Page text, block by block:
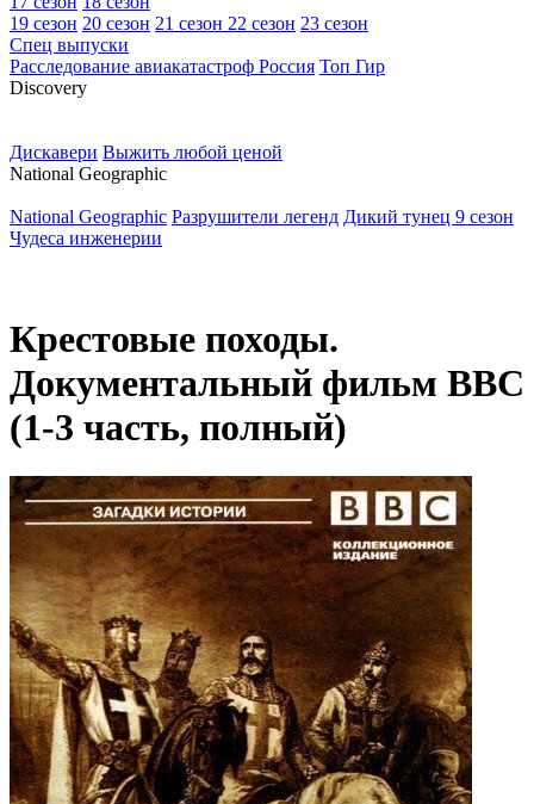
19 сезон 20 сезон 21 сезон 22 сезон 23 сезон
Спец выпуски
Расследование авиакатастроф Россия Топ Гир
Discovery
Дискавери Выжить любой ценой
National Geographic
National Geographic Разрушители легенд Дикий тунец 9 сезон
Чудеса инженерии
Крестовые походы.
Документальный фильм ВВС
(1-3 часть, полный)